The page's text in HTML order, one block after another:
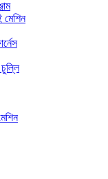
মেশিন